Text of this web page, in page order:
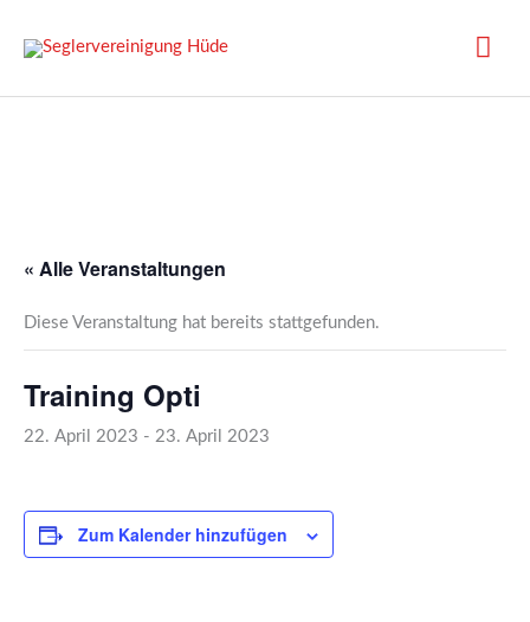
Inhalt
springen
« Alle Veranstaltungen
Diese Veranstaltung hat bereits stattgefunden.
Training Opti
22. April 2023 - 23. April 2023
Zum Kalender hinzufügen